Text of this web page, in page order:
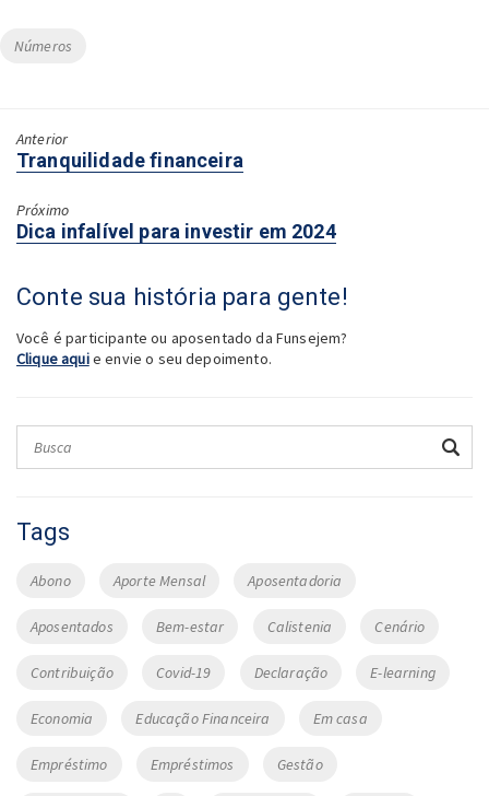
Tags
Números
Anterior
Próximo:
Tranquilidade financeira
Próximo
Anterior:
Dica infalível para investir em 2024
Conte sua história para gente!
Você é participante ou aposentado da Funsejem?
Clique aquie envie o seu depoimento.
Tags
Abono Aporte Mensal Aposentadoria
Aposentados Bem-estar Calistenia Cenário
Contribuição Covid-19 Declaração E-learning
Economia Educação Financeira Em casa
Empréstimo Empréstimos Gestão